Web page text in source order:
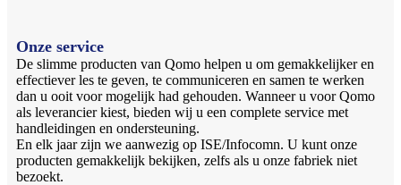
Onze service
De slimme producten van Qomo helpen u om gemakkelijker en
effectiever les te geven, te communiceren en samen te werken
dan u ooit voor mogelijk had gehouden. Wanneer u voor Qomo
als leverancier kiest, bieden wij u een complete service met
handleidingen en ondersteuning.
En elk jaar zijn we aanwezig op ISE/Infocomn. U kunt onze
producten gemakkelijk bekijken, zelfs als u onze fabriek niet
bezoekt.